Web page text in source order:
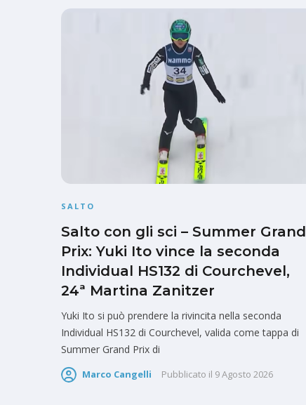
SALTO
Salto con gli sci – Summer Grand
Prix: Yuki Ito vince la seconda
Individual HS132 di Courchevel,
24ª Martina Zanitzer
Yuki Ito si può prendere la rivincita nella seconda
Individual HS132 di Courchevel, valida come tappa di
Summer Grand Prix di
Marco Cangelli Pubblicato il 9 Agosto 2026